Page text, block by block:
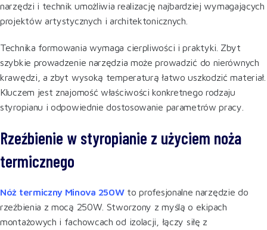
narzędzi i technik umożliwia realizację najbardziej wymagających
projektów artystycznych i architektonicznych.
Technika formowania wymaga cierpliwości i praktyki. Zbyt
szybkie prowadzenie narzędzia może prowadzić do nierównych
krawędzi, a zbyt wysoką temperaturą łatwo uszkodzić materiał.
Kluczem jest znajomość właściwości konkretnego rodzaju
styropianu i odpowiednie dostosowanie parametrów pracy.
Rzeźbienie w styropianie z użyciem noża
termicznego
Nóż termiczny Minova 250Wto profesjonalne narzędzie do
rzeźbienia z mocą 250W. Stworzony z myślą o ekipach
montażowych i fachowcach od izolacji, łączy siłę z